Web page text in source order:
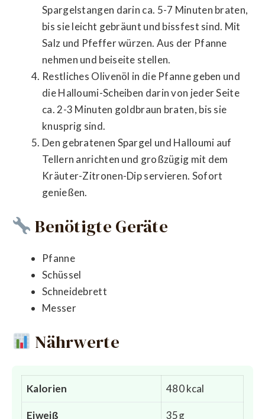
Spargelstangen darin ca. 5-7 Minuten braten,
bis sie leicht gebräunt und bissfest sind. Mit
Salz und Pfeffer würzen. Aus der Pfanne
nehmen und beiseite stellen.
Restliches Olivenöl in die Pfanne geben und
die Halloumi-Scheiben darin von jeder Seite
ca. 2-3 Minuten goldbraun braten, bis sie
knusprig sind.
Den gebratenen Spargel und Halloumi auf
Tellern anrichten und großzügig mit dem
Kräuter-Zitronen-Dip servieren. Sofort
genießen.
Benötigte Geräte
Pfanne
Schüssel
Schneidebrett
Messer
Nährwerte
Kalorien 480 kcal
Eiweiß 35g